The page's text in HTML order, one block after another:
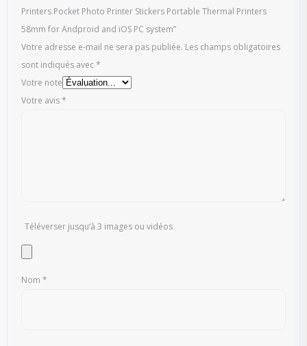
Printers Pocket Photo Printer Stickers Portable Thermal Printers
58mm for Andproid and iOS PC system”
Votre adresse e-mail ne sera pas publiée. Les champs obligatoires
sont indiqués avec*
Votre note
Votre avis*
Téléverser jusqu‘à 3 images ou vidéos
Nom *